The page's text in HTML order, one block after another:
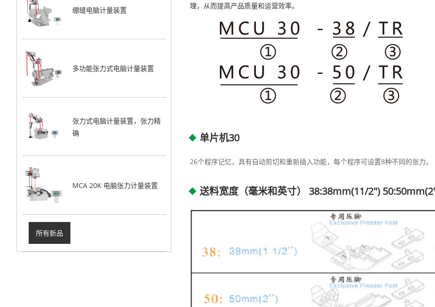
绷缝电脑计量装置
多功能张力式电脑计量装置
张力式电脑计量装置，张力精
确
MCA 20K 电脑张力计量装置
所有新品
理，从而提高产品质量和运营效率。
单片机30
26个程序记忆，具有自动剪切和重新插入功能，每个程序可设置8种不同的张力。
送料宽度（毫米和英寸） 38:38mm(11/2")